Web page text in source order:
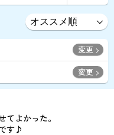
変更
変更
てよかった。
す♪